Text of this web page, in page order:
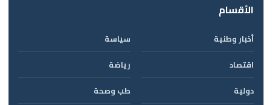
الأقسام
أخبار وطنية
سياسة
اقتصاد
رياضة
دولية
طب وصحة